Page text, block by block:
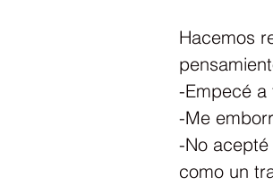
Hacemos
-Empecé a
-Me
-No
como un